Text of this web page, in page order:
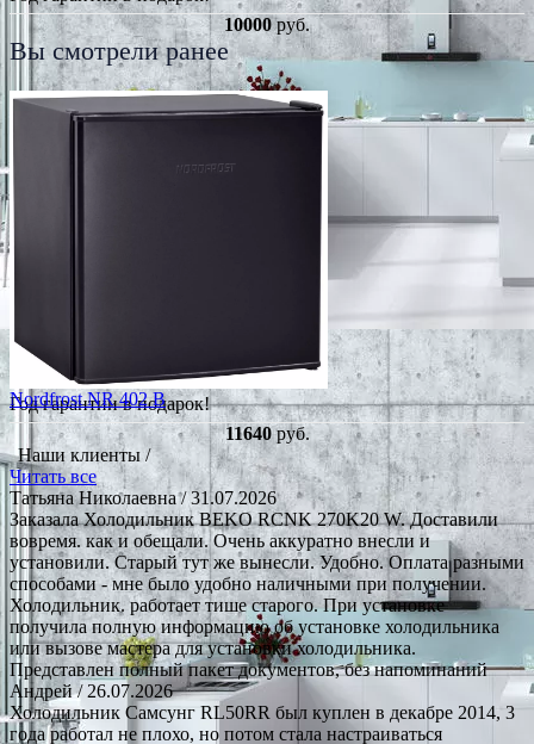
10000руб.
Вы смотрели ранее
Год гарантии в подарок!
Nordfrost NR 402 B
11640руб.
Наши клиенты /
Читать все
Татьяна Николаевна/ 31.07.2026
Заказала Холодильник BEKO RCNK 270K20 W. Доставили
вовремя. как и обещали. Очень аккуратно внесли и
установили. Старый тут же вынесли. Удобно. Оплата разными
способами - мне было удобно наличными при получении.
Холодильник. работает тише старого. При установке
получила полную информацию об установке холодильника
или вызове мастера для установки холодильника.
Представлен полный пакет документов, без напоминаний
Андрей/ 26.07.2026
Холодильник Самсунг RL50RR был куплен в декабре 2014, 3
года работал не плохо, но потом стала настраиваться